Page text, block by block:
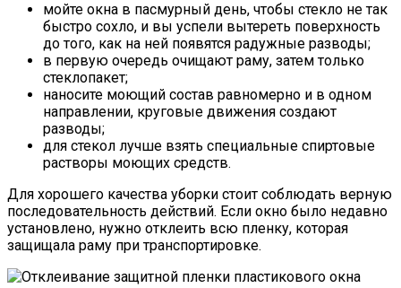
мойте окна в пасмурный день, чтобы стекло не так
быстро сохло, и вы успели вытереть поверхность
до того, как на ней появятся радужные разводы;
в первую очередь очищают раму, затем только
стеклопакет;
наносите моющий состав равномерно и в одном
направлении, круговые движения создают
разводы;
для стекол лучше взять специальные спиртовые
растворы моющих средств.
Для хорошего качества уборки стоит соблюдать верную
последовательность действий. Если окно было недавно
установлено, нужно отклеить всю пленку, которая
защищала раму при транспортировке.